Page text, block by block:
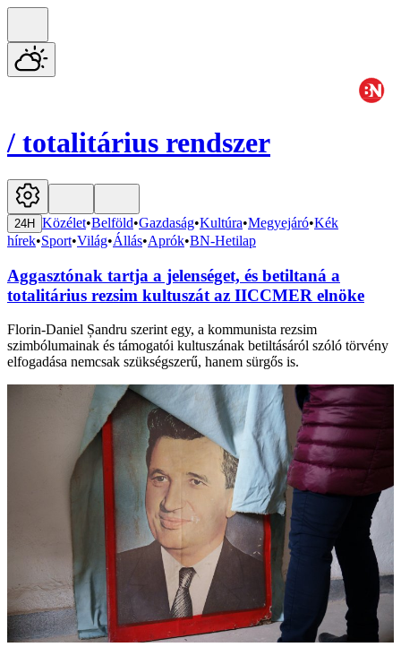
/ totalitárius rendszer
24H Közélet•Belföld•Gazdaság•Kultúra•Megyejáró•Kék
hírek•Sport•Világ•Állás•Aprók•BN-Hetilap
Aggasztónak tartja a jelenséget, és betiltaná a
totalitárius rezsim kultuszát az IICCMER elnöke
Florin-Daniel Șandru szerint egy, a kommunista rezsim
szimbólumainak és támogatói kultuszának betiltásáról szóló törvény
elfogadása nemcsak szükségszerű, hanem sürgős is.